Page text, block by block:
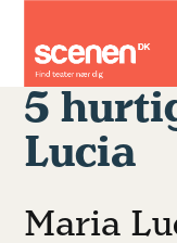
5
Lucia
Maria